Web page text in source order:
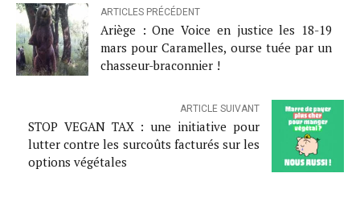
ARTICLES PRÉCÉDENT
Ariège : One Voice en justice les 18-19
mars pour Caramelles, ourse tuée par un
chasseur-braconnier !
ARTICLE SUIVANT
STOP VEGAN TAX : une initiative pour
lutter contre les surcoûts facturés sur les
options végétales